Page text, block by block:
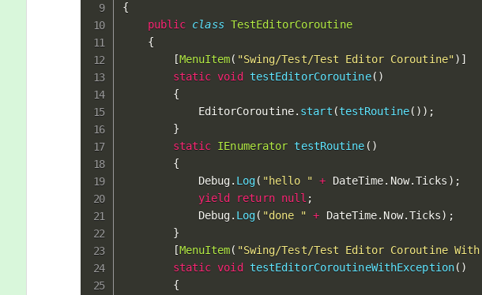
{
public class TestEditorCoroutine
{
[MenuItem( "Swing/Test/Test Editor Coroutine") ]
static void testEditorCoroutine( )
{
			EditorCoroutine
. start (testRoutine( ) ) ;
}
static IEnumerator testRoutine ( )
{
			Debug
. Log( "hello " + DateTime. Now.Ticks ) ;
yield
return null ;
			Debug
. Log( "done " + DateTime. Now.Ticks) ;
}
[MenuItem( "Swing/Test/Test Editor Coroutine
static void testEditorCoroutineWithException( )
{